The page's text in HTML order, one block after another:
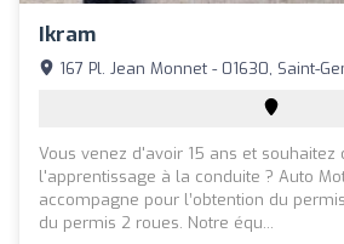
Ikram
167 Pl. Jean Monnet - 01630, Saint-
Vous venez d'avoir 15 ans et souhaitez
l'apprentissage à la conduite ? Auto
accompagne pour l’obtention du
du permis 2 roues. Notre équ...